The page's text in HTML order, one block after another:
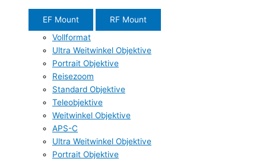
EF Mount
RF Mount
Vollformat
Ultra Weitwinkel Objektive
Portrait Objektive
Reisezoom
Standard Objektive
Teleobjektive
Weitwinkel Objektive
APS-C
Ultra Weitwinkel Objektive
Portrait Objektive